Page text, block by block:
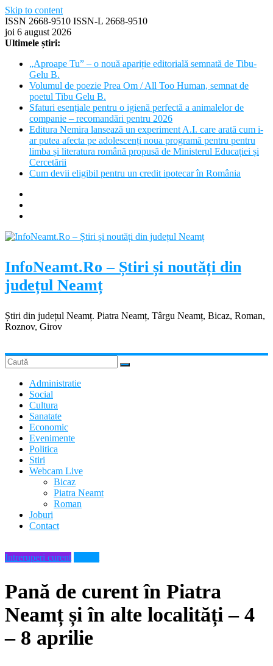
Skip to content
ISSN 2668-9510 ISSN-L 2668-9510
joi 6 august 2026
Ultimele știri:
„Aproape Tu” – o nouă apariție editorială semnată de Tibu-
Gelu B.
Volumul de poezie Prea Om / All Too Human, semnat de
poetul Tibu Gelu B.
Sfaturi esențiale pentru o igienă perfectă a animalelor de
companie – recomandări pentru 2026
Editura Nemira lansează un experiment A.I. care arată cum i-
ar putea afecta pe adolescenți noua programă pentru pentru
limba și literatura română propusă de Ministerul Educației și
Cercetării
Cum devii eligibil pentru un credit ipotecar în România
InfoNeamt.Ro – Știri și noutăți din
județul Neamț
Știri din județul Neamț. Piatra Neamț, Târgu Neamț, Bicaz, Roman,
Roznov, Girov
Administratie
Social
Cultura
Sanatate
Economic
Evenimente
Politica
Stiri
Webcam Live
Bicaz
Piatra Neamt
Roman
Joburi
Contact
Intreruperi curent
Pană de curent în Piatra
Neamț și în alte localități – 4
– 8 aprilie